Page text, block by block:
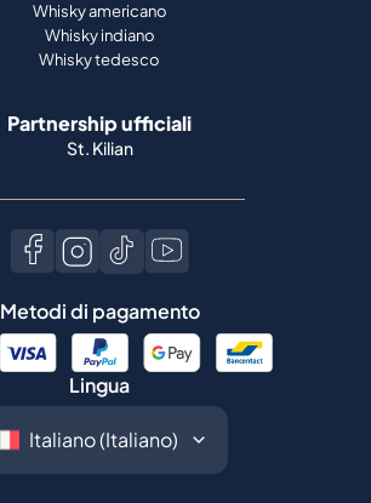
Whisky americano
Whisky indiano
Whisky tedesco
Partnership ufficiali
St. Kilian
Metodi di pagamento
Lingua